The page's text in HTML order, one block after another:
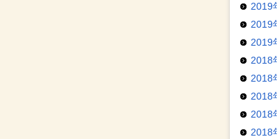
2019
2019
2019
2018
2018
2018
2018
2018